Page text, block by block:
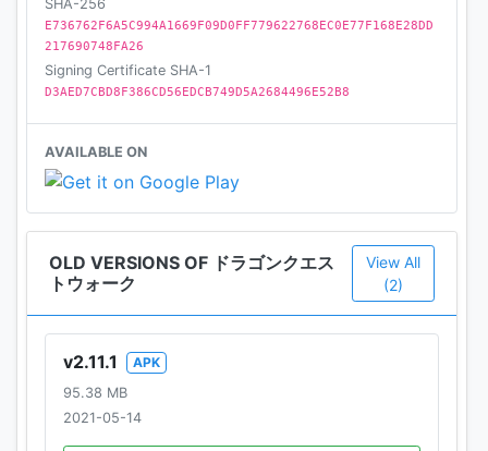
ャンス」がフィールドにときどき出現するぞ。
めずらしいモンスターが出現することもあるので、見
つけたら行ってみよう！
ほかのプレイヤーと協力して強力なメガモンスターを
倒そう！
【便利な機能】
■ウォークモード
ウォークモードをＯＮにして歩くと自動でモンスター
と戦ったり、かいふくスポットに触れたりできるぞ！
移動中につかってみよう。
※アプリ起動中のみ有効です。
SHA-256
E736762F6A5C994A1669F09D0FF779622768EC0E77F168E28DD
217690748FA26
Signing Certificate SHA-1
D3AED7CBD8F386CD56EDCB749D5A2684496E52B8
AVAILABLE ON
OLD VERSIONS OF ドラゴンクエス
トウォーク
View All
(2)
v2.11.1
APK
95.38 MB
2021-05-14